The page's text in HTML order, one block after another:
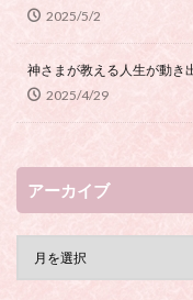
2025/5/2
神さまが教える人生が動き
2025/4/29
アーカイブ